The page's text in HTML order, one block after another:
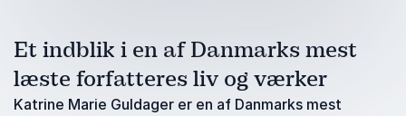
Et indblik i en af Danmarks mest
læste forfatteres liv og værker
Katrine Marie Guldager er en af Danmarks mest